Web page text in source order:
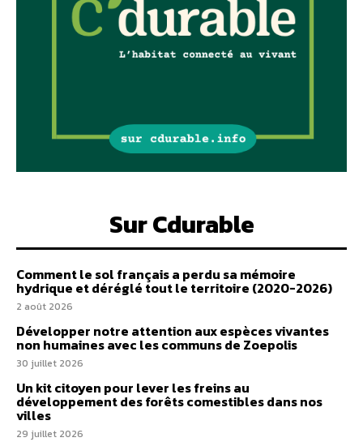
Sur Cdurable
Comment le sol français a perdu sa mémoire
hydrique et déréglé tout le territoire (2020-2026)
2 août 2026
Développer notre attention aux espèces vivantes
non humaines avec les communs de Zoepolis
30 juillet 2026
Un kit citoyen pour lever les freins au
développement des forêts comestibles dans nos
villes
29 juillet 2026